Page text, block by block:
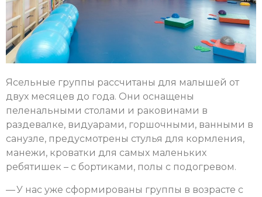
Ясельные группы рассчитаны для малышей от
двух месяцев до года. Они оснащены
пеленальными столами и раковинами в
раздевалке, видуарами, горшочными, ванными в
санузле, предусмотрены стулья для кормления,
манежи, кроватки для самых маленьких
ребятишек – с бортиками, полы с подогревом.
— У нас уже сформированы группы в возрасте с